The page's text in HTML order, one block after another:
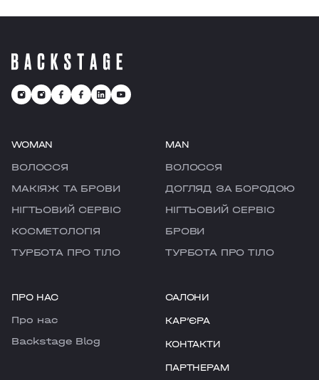
де є можливість перезавантажитися
WOMAN
ВОЛОССЯ
МАКІЯЖ ТА БРОВИ
НІГТЬОВИЙ СЕРВІС
КОСМЕТОЛОГІЯ
ТУРБОТА ПРО ТІЛО
MAN
ВОЛОССЯ
ДОГЛЯД ЗА БОРОДОЮ
НІГТЬОВИЙ СЕРВІС
БРОВИ
ТУРБОТА ПРО ТІЛО
ПРО НАС
Про нас
Backstage Blog
САЛОНИ
КАРʼЄРА
КОНТАКТИ
ПАРТНЕРАМ